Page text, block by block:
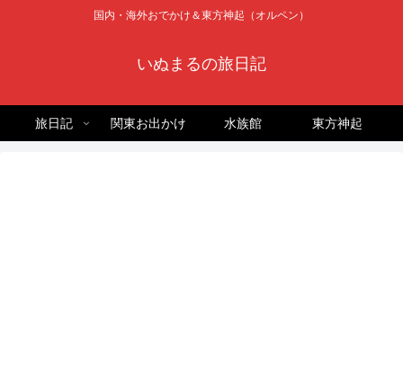
国内・海外おでかけ＆東方神起（オルペン）
いぬまるの旅日記
旅日記 関東お出かけ 水族館 東方神起